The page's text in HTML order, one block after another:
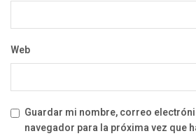
Web
Guardar mi nombre, correo
navegador para la próxima vez que